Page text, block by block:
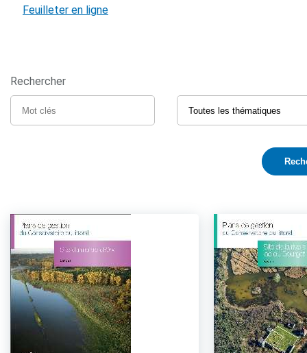
Feuilleter en ligne
Rechercher